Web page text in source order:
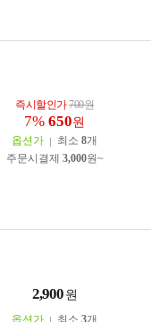
즉시할인가700원
7% 650원
옵션가 최소 8개
주문시결제 3,000원~
2,900 원
옵션가 최소 3개